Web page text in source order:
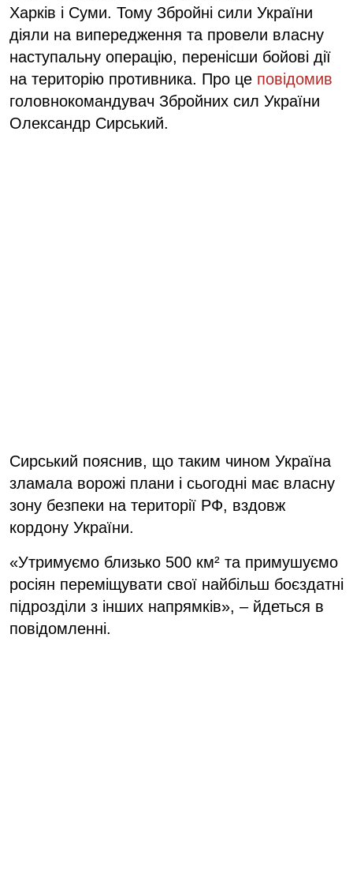
Харків і Суми. Тому Збройні сили України
діяли на випередження та провели власну
наступальну операцію, перенісши бойові дії
на територію противника. Про це повідомив
головнокомандувач Збройних сил України
Олександр Сирський.
Сирський пояснив, що таким чином Україна
зламала ворожі плани і сьогодні має власну
зону безпеки на території РФ, вздовж
кордону України.
«Утримуємо близько 500 км² та примушуємо
росіян переміщувати свої найбільш боєздатні
підрозділи з інших напрямків», – йдеться в
повідомленні.